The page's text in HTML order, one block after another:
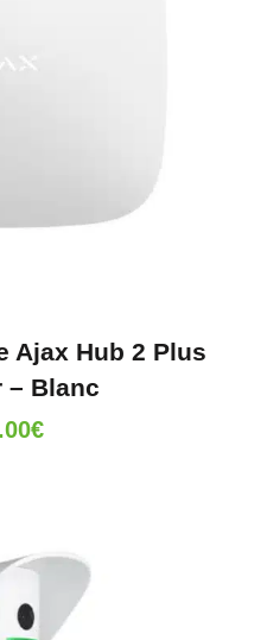
Ajax Hub 2 Plus
– Blanc
€